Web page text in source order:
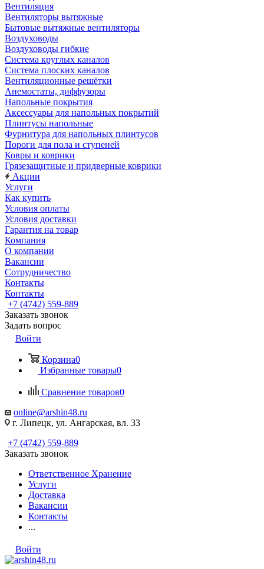
Вентиляция
Вентиляторы вытяжные
Бытовые вытяжные вентиляторы
Воздуховоды
Воздуховоды гибкие
Система круглых каналов
Система плоских каналов
Вентиляционные решётки
Анемостаты, диффузоры
Напольные покрытия
Аксессуары для напольных покрытий
Плинтусы напольные
Фурнитура для напольных плинтусов
Пороги для пола и ступеней
Ковры и коврики
Грязезащитные и придверные коврики
Акции
Услуги
Как купить
Условия оплаты
Условия доставки
Гарантия на товар
Компания
О компании
Вакансии
Сотрудничество
Контакты
Контакты
+7 (4742) 559-889
Заказать звонок
Задать вопрос
Войти
Корзина0
Избранные товары0
Сравнение товаров0
online@arshin48.ru
г. Липецк, ул. Ангарская, вл. 33
+7 (4742) 559-889
Заказать звонок
Ответственное Хранение
Услуги
Доставка
Вакансии
Контакты
...
Войти